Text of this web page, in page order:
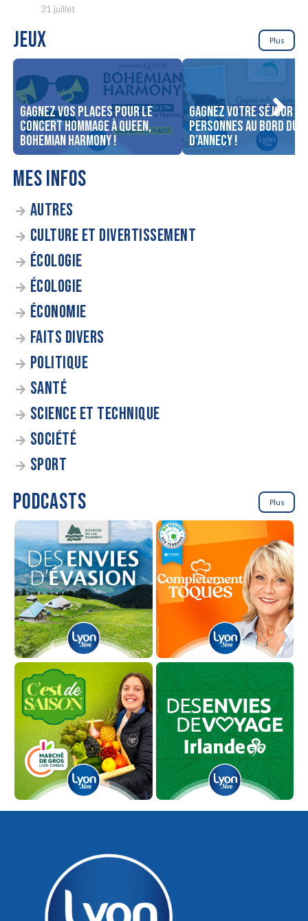
31 juillet
JEUX Plus
Gagnez vos places pour le
concert Hommage à Queen,
Bohemian Harmony !
Gagnez votre séjour
personnes au bord du
d’Annecy !
MES INFOS
AUTRES
CULTURE ET DIVERTISSEMENT
ÉCOLOGIE
ÉCOLOGIE
ÉCONOMIE
FAITS DIVERS
POLITIQUE
SANTÉ
SCIENCE ET TECHNIQUE
SOCIÉTÉ
SPORT
PODCASTS Plus